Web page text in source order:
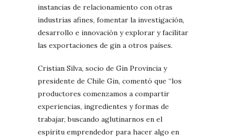
instancias de relacionamiento con otras
industrias afines, fomentar la investigación,
desarrollo e innovación y explorar y facilitar
las exportaciones de gin a otros países.
Cristian Silva, socio de Gin Provincia y
presidente de Chile Gin, comentó que “los
productores comenzamos a compartir
experiencias, ingredientes y formas de
trabajar, buscando aglutinarnos en el
espíritu emprendedor para hacer algo en